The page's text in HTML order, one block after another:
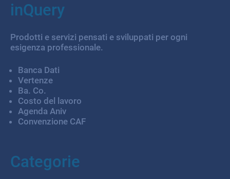
inQuery
Prodotti e servizi pensati e sviluppati per ogni
esigenza professionale.
Banca Dati
Vertenze
Ba. Co.
Costo del lavoro
Agenda Aniv
Convenzione CAF
Categorie